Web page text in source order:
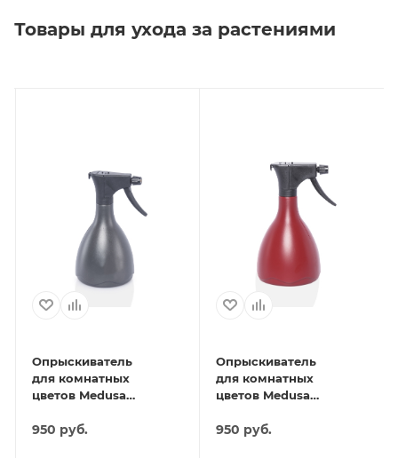
Товары для ухода за растениями
Опрыскиватель
для комнатных
цветов Medusa
950 руб.
Опрыскиватель
для комнатных
цветов Medusa
950 руб.